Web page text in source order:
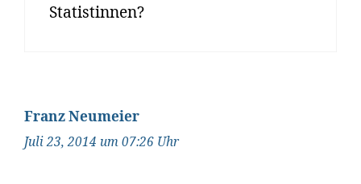
Statistinnen?
Franz Neumeier
Juli 23, 2014 um 07:26 Uhr